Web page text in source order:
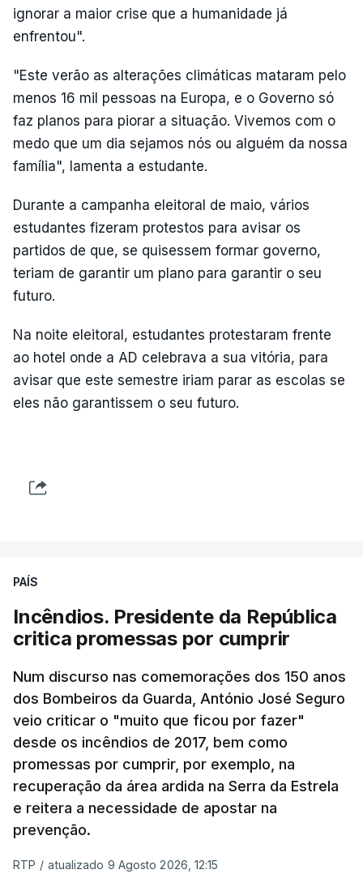
ignorar a maior crise que a humanidade já
enfrentou".
"Este verão as alterações climáticas mataram pelo
menos 16 mil pessoas na Europa, e o Governo só
faz planos para piorar a situação. Vivemos com o
medo que um dia sejamos nós ou alguém da nossa
família", lamenta a estudante.
Durante a campanha eleitoral de maio, vários
estudantes fizeram protestos para avisar os
partidos de que, se quisessem formar governo,
teriam de garantir um plano para garantir o seu
futuro.
Na noite eleitoral, estudantes protestaram frente
ao hotel onde a AD celebrava a sua vitória, para
avisar que este semestre iriam parar as escolas se
eles não garantissem o seu futuro.
PAÍS
Incêndios. Presidente da República
critica promessas por cumprir
Num discurso nas comemorações dos 150 anos
dos Bombeiros da Guarda, António José Seguro
veio criticar o "muito que ficou por fazer"
desde os incêndios de 2017, bem como
promessas por cumprir, por exemplo, na
recuperação da área ardida na Serra da Estrela
e reitera a necessidade de apostar na
prevenção.
RTP / atualizado 9 Agosto 2026, 12:15